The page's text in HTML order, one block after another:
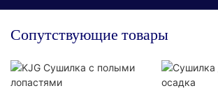
Сопутствующие товары